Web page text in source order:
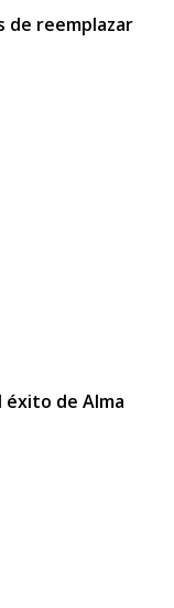
de reemplazar
éxito de Alma